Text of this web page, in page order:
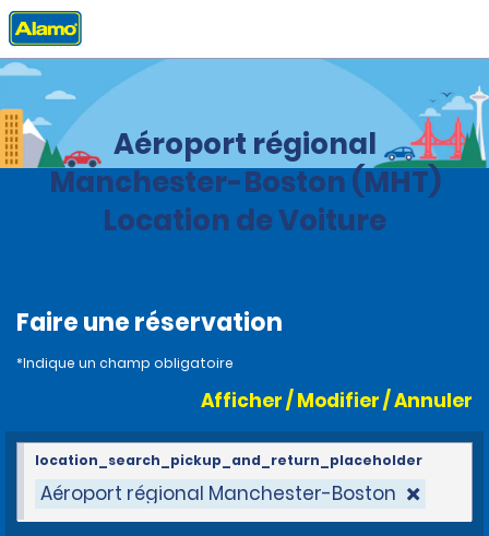
Accueil Agences New Hamspshire
Aéroport régional
Manchester-Boston (MHT)
Location de Voiture
Faire une réservation
*Indique un champ obligatoire
Afficher / Modifier / Annuler
Aéroport régional Manchester-Boston
location_search_pickup_and_return_placeholder